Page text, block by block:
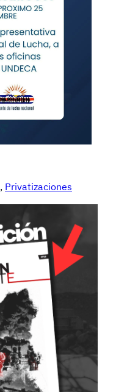
, Privatizaciones